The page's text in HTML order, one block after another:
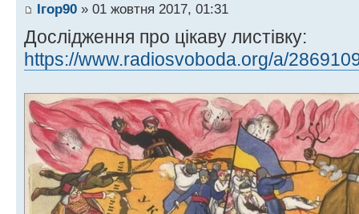
Ігор90 » 01 жовтня 2017, 01:31
Дослідження про цікаву листівку:
https://www.radiosvoboda.org/a/